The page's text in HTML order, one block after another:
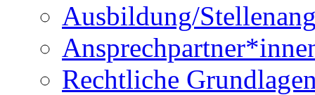
Ausbildung/
Rechtliche